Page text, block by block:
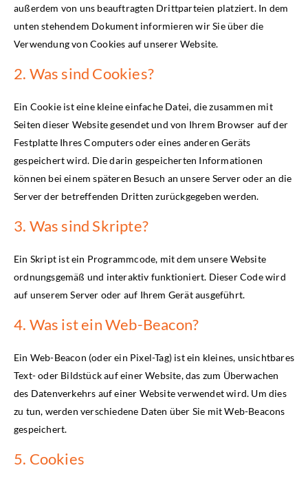
außerdem von uns beauftragten Drittparteien platziert. In dem
unten stehendem Dokument informieren wir Sie über die
Verwendung von Cookies auf unserer Website.
2. Was sind Cookies?
Ein Cookie ist eine kleine einfache Datei, die zusammen mit
Seiten dieser Website gesendet und von Ihrem Browser auf der
Festplatte Ihres Computers oder eines anderen Geräts
gespeichert wird. Die darin gespeicherten Informationen
können bei einem späteren Besuch an unsere Server oder an die
Server der betreffenden Dritten zurückgegeben werden.
3. Was sind Skripte?
Ein Skript ist ein Programmcode, mit dem unsere Website
ordnungsgemäß und interaktiv funktioniert. Dieser Code wird
auf unserem Server oder auf Ihrem Gerät ausgeführt.
4. Was ist ein Web-Beacon?
Ein Web-Beacon (oder ein Pixel-Tag) ist ein kleines, unsichtbares
Text- oder Bildstück auf einer Website, das zum Überwachen
des Datenverkehrs auf einer Website verwendet wird. Um dies
zu tun, werden verschiedene Daten über Sie mit Web-Beacons
gespeichert.
5. Cookies